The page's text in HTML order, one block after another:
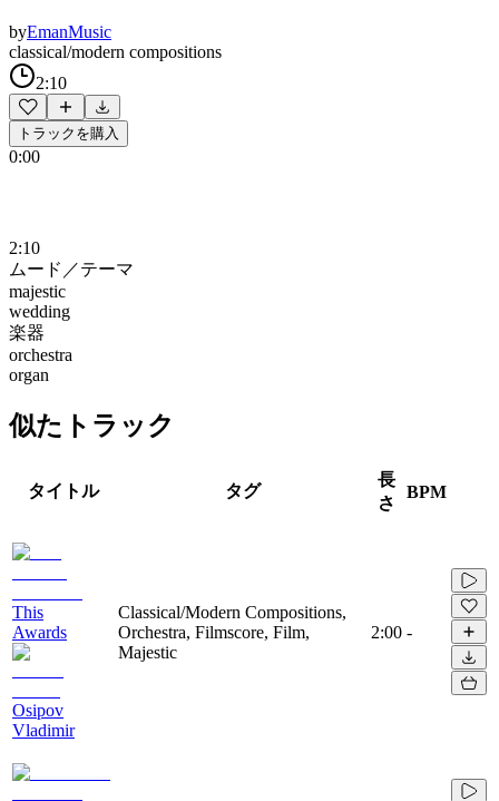
byEmanMusic
classical/modern compositions
2:10
トラックを購入
0:00
2:10
ムード／テーマ
majestic
wedding
楽器
orchestra
organ
似たトラック
タイトル タグ
長
さ
BPM
This
Awards
Osipov
Vladimir
Classical/Modern Compositions,
Orchestra, Filmscore, Film,
Majestic
2:00 -